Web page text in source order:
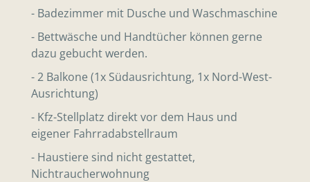
- Badezimmer mit Dusche und Waschmaschine
- Bettwäsche und Handtücher können gerne
dazu gebucht werden.
- 2 Balkone (1x Südausrichtung, 1x Nord-West-
Ausrichtung)
- Kfz-Stellplatz direkt vor dem Haus und
eigener Fahrradabstellraum
- Haustiere sind nicht gestattet,
Nichtraucherwohnung